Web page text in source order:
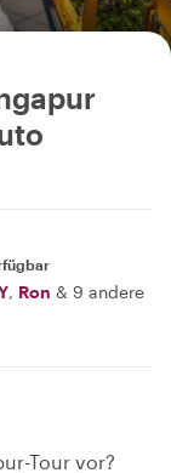
, Ron & 9 andere
Tour vor?